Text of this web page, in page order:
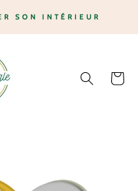
SON INTÉRIEUR
Panier